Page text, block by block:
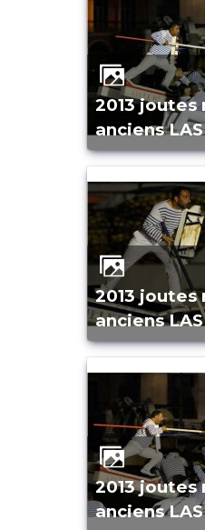
2013 joutes nuitee des
anciens LAS
2013 joutes nuitee des
anciens LAS
2013 joutes nuitee des
anciens LAS